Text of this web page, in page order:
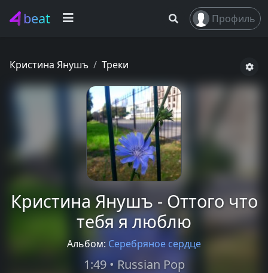
beat Профиль
Кристина Янушъ Треки
Кристина Янушъ - Оттого что
тебя я люблю
Альбом: Серебряное сердце
1:49 • Russian Pop